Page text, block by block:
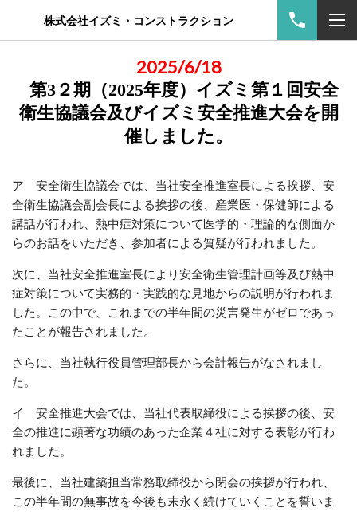
株式会社イズミ・コンストラクション
2025/6/18
第3 ２期（2025年度）イズミ第１回安全
衛生協議会及びイズミ安全推進大会を開
催しました。
ア 安全衛生協議会では、当社安全推進室長による挨拶、安
全衛生協議会副会長による挨拶の後、産業医・保健師による
講話が行われ、熱中症対策について医学的・理論的な側面か
らのお話をいただき、参加者による質疑が行われました。
次に、当社安全推進室長により安全衛生管理計画等及び熱中
症対策について実務的・実践的な見地からの説明が行われま
した。この中で、これまでの半年間の災害発生がゼロであっ
たことが報告されました。
さらに、当社執行役員管理部長から会計報告がなされまし
た。
イ 安全推進大会では、当社代表取締役による挨拶の後、安
全の推進に顕著な功績のあった企業４社に対する表彰が行わ
れました。
最後に、当社建築担当常務取締役から閉会の挨拶が行われ、
この半年間の無事故を今後も末永く続けていくことを誓いま